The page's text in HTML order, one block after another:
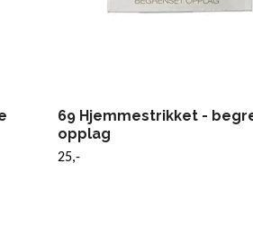
69 Hjemmestrikket -
opplag
25,-